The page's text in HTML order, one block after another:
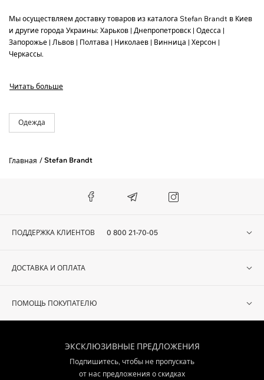
Мы осуществляем доставку товаров из каталога Stefan Brandt в Киев
и другие города Украины: Харьков | Днепропетровск | Одесса |
Запорожье | Львов | Полтава | Николаев | Винница | Херсон |
Черкассы.
Читать больше
Одежда
Главная Stefan Brandt
ПОДДЕРЖКА КЛИЕНТОВ 0 800 21-70-05
ДОСТАВКА И ОПЛАТА
ПОМОЩЬ ПОКУПАТЕЛЮ
ЭКСКЛЮЗИВНЫЕ ПРЕДЛОЖЕНИЯ
Подпишитесь, чтобы не пропускать
от нас предложения о скидках